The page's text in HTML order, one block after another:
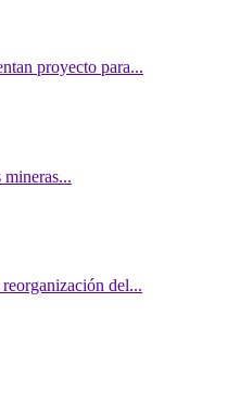
proyecto para...
del...